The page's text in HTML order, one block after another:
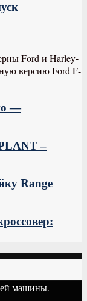
Ford и Harley-
версию Ford F-
—
–
Range
машины.